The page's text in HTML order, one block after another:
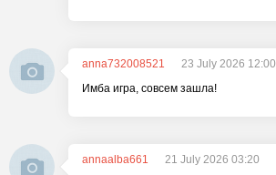
anna732008521
23 July 2026 12:00
Имба игра, совсем зашла!
annaalba661
21 July 2026 03:20